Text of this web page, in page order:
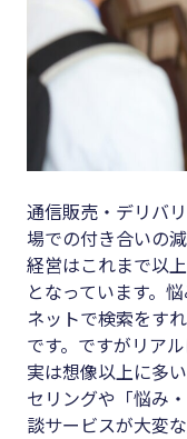
#インボイス制度
#電子帳簿保存法
#集客
#資金調達
#生産性向上
#採用
#人材育成
#店舗経営
#クラブオフ
#生産性
#採用
#店舗経
#クラブ
オフ
通信販売・デリバ
場での付き合いの
経営はこれまで以
となっています。
ネットで検索をす
です。ですがリア
実は想像以上に多
セリングや「悩み
談サービスが大変